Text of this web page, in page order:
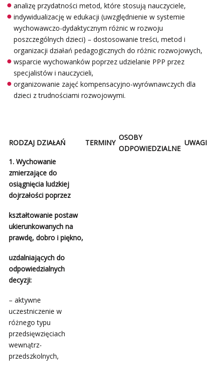
analizę przydatności metod, które stosują nauczyciele,
indywidualizację w edukacji (uwzględnienie w systemie
wychowawczo-dydaktycznym różnic w rozwoju
poszczególnych dzieci) – dostosowanie treści, metod i
organizacji działań pedagogicznych do różnic rozwojowych,
wsparcie wychowanków poprzez udzielanie PPP przez
specjalistów i nauczycieli,
organizowanie zajęć kompensacyjno-wyrównawczych dla
dzieci z trudnościami rozwojowymi.
RODZAJ DZIAŁAŃ TERMINY
OSOBY
ODPOWIEDZIALNE
UWAGI
1. Wychowanie
zmierzające do
osiągnięcia ludzkiej
dojrzałości poprzez
kształtowanie postaw
ukierunkowanych na
prawdę, dobro i piękno,
uzdalniających do
odpowiedzialnych
decyzji:
– aktywne
uczestniczenie w
różnego typu
przedsięwzięciach
wewnątrz-
przedszkolnych,